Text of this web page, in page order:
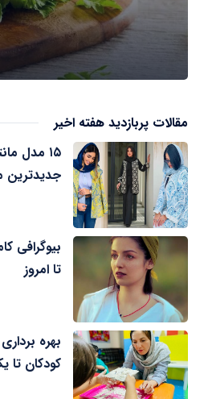
مقالات پربازدید هفته اخیر
جدیدترین
بیوگرافی
تا امروز
بهره
کودکان تا